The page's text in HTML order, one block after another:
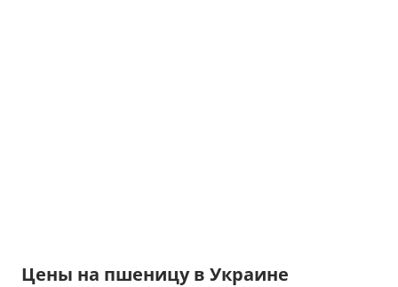
Цены на пшеницу в Украине